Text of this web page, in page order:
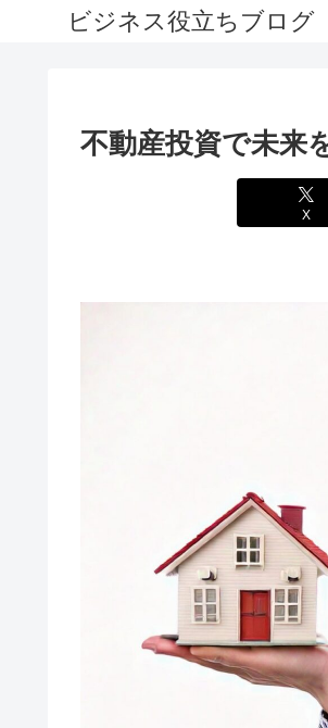
ビジネス役立ちブログ
不動産投資で未来
X